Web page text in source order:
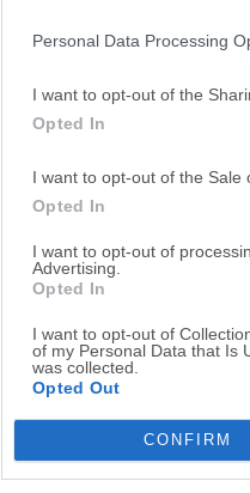
Personal Data Processing
I want to opt-out of the
Opted In
I want to opt-out of the Sale
Opted In
I want to opt-out of
Advertising.
Opted In
I want to opt-out of
of my Personal Data that Is
was collected.
Opted Out
CONFIRM
Opera
OKX - Buy Bitcoin or
Adobe
Adobe Acrobat Pro
Malwarebytes 5.25.2